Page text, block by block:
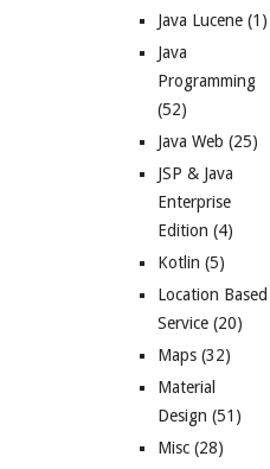
Java Lucene (1)
Java
Programming
(52)
Java Web (25)
JSP & Java
Enterprise
Edition (4)
Kotlin (5)
Location Based
Service (20)
Maps (32)
Material
Design (51)
Misc (28)